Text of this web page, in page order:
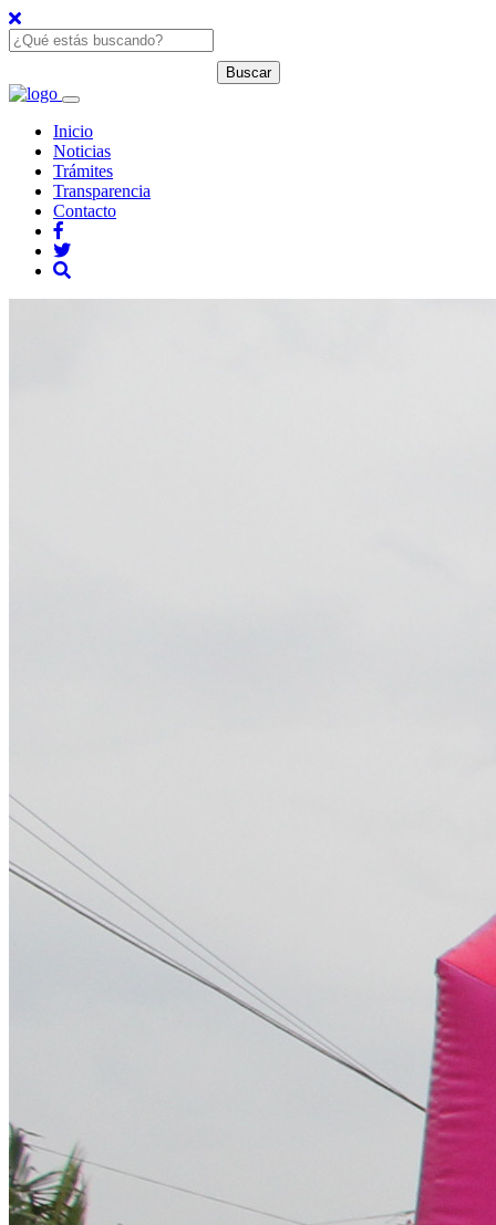
Inicio
Noticias
Trámites
Transparencia
Contacto